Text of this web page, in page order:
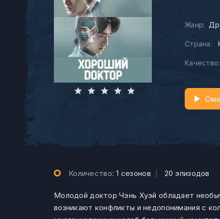
Жанр:
Страна:
Качество:
Количество:1 сезонов 20 эпизодов
Молодой доктор Чэнь Хуэй обладает
возникают конфликты и недопонимания с